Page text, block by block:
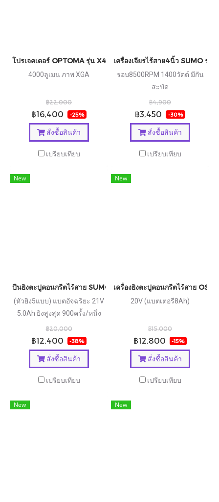
โปรเจคเตอร์ OPTOMA รุ่น X400LVe
4000ลูเมน ภาพ XGA
฿22,000
฿16,400 -25%
สั่งซื้อสินค้า
เปรียบเทียบ
เครื่องเจียรไร้สาย4นิ้ว SUMO รุ่น
รอบ8500RPM 1400วัตต์ มีกัน
สะบัด
฿4,900
฿3,450 -30%
สั่งซื้อสินค้า
เปรียบเทียบ
New
ปืนยิงตะปูคอนกรีตไร้สาย SUMO รุ่น CN27
(หัวยิง5แบบ) แบตอัจฉริยะ 21V
5.0Ah ยิงสูงสุด 900ครั้ง/หนึ่ง
ชาร์จ
฿20,000
฿12,400 -38%
สั่งซื้อสินค้า
เปรียบเทียบ
New
เครื่องยิงตะปูคอนกรีตไร้สาย
20V (แบตเตอรี8Ah)
฿15,000
฿12,800 -15%
สั่งซื้อสินค้า
เปรียบเทียบ
New New